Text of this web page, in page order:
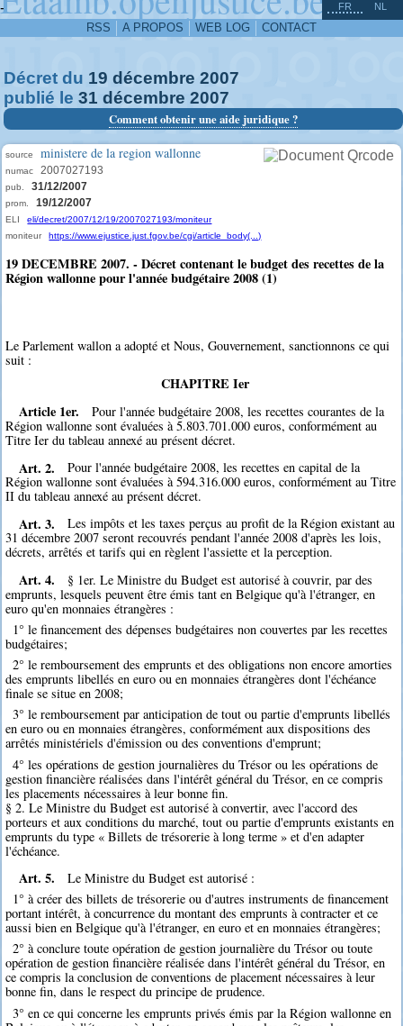
-
RSS A PROPOS WEB LOG CONTACT
FR NL
Décret du 19 décembre 2007
publié le 31 décembre 2007
Comment obtenir une aide juridique ?
source ministere de la region wallonne
numac 2007027193
pub. 31/12/2007
prom. 19/12/2007
ELI
eli/decret/2007/12/19/2007027193/moniteur
moniteur
https://www.ejustice.just.fgov.be/cgi/article_body(...)
19 DECEMBRE 2007. - Décret contenant le budget des recettes de la
Région wallonne pour l'année budgétaire 2008 (1)
Le Parlement wallon a adopté et Nous, Gouvernement, sanctionnons ce qui
suit :
CHAPITRE Ier
Article 1er.
Pour l'année budgétaire 2008, les recettes courantes de la
Région wallonne sont évaluées à 5.803.701.000 euros, conformément au
Titre Ier du tableau annexé au présent décret.
Art. 2.
Pour l'année budgétaire 2008, les recettes en capital de la
Région wallonne sont évaluées à 594.316.000 euros, conformément au Titre
II du tableau annexé au présent décret.
Art. 3.
Les impôts et les taxes perçus au profit de la Région existant au
31 décembre 2007 seront recouvrés pendant l'année 2008 d'après les lois,
décrets, arrêtés et tarifs qui en règlent l'assiette et la perception.
Art. 4.
§ 1er. Le Ministre du Budget est autorisé à couvrir, par des
emprunts, lesquels peuvent être émis tant en Belgique qu'à l'étranger, en
euro qu'en monnaies étrangères :
1° le financement des dépenses budgétaires non couvertes par les recettes
budgétaires;
2° le remboursement des emprunts et des obligations non encore amorties
des emprunts libellés en euro ou en monnaies étrangères dont l'échéance
finale se situe en 2008;
3° le remboursement par anticipation de tout ou partie d'emprunts libellés
en euro ou en monnaies étrangères, conformément aux dispositions des
arrêtés ministériels d'émission ou des conventions d'emprunt;
4° les opérations de gestion journalières du Trésor ou les opérations de
gestion financière réalisées dans l'intérêt général du Trésor, en ce compris
les placements nécessaires à leur bonne fin.
§ 2. Le Ministre du Budget est autorisé à convertir, avec l'accord des
porteurs et aux conditions du marché, tout ou partie d'emprunts existants en
emprunts du type « Billets de trésorerie à long terme » et d'en adapter
l'échéance.
Art. 5.
Le Ministre du Budget est autorisé :
1° à créer des billets de trésorerie ou d'autres instruments de financement
portant intérêt, à concurrence du montant des emprunts à contracter et ce
aussi bien en Belgique qu'à l'étranger, en euro et en monnaies étrangères;
2° à conclure toute opération de gestion journalière du Trésor ou toute
opération de gestion financière réalisée dans l'intérêt général du Trésor, en
ce compris la conclusion de conventions de placement nécessaires à leur
bonne fin, dans le respect du principe de prudence.
3° en ce qui concerne les emprunts privés émis par la Région wallonne en
^